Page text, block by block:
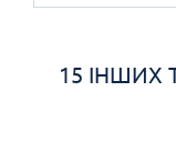
15 ІНШИХ